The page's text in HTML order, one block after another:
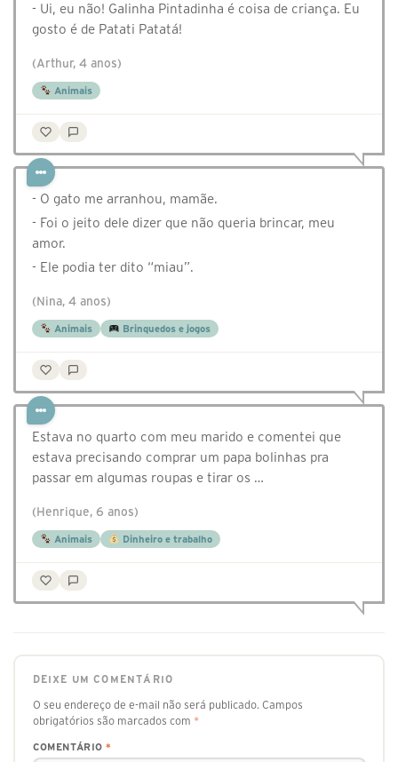
- Ui, eu não! Galinha Pintadinha é coisa de criança. Eu
gosto é de Patati Patatá!
(Arthur, 4 anos)
Animais
- O gato me arranhou, mamãe.
- Foi o jeito dele dizer que não queria brincar, meu
amor.
- Ele podia ter dito “miau”.
(Nina, 4 anos)
Animais Brinquedos e jogos
Estava no quarto com meu marido e comentei que
estava precisando comprar um papa bolinhas pra
passar em algumas roupas e tirar os …
(Henrique, 6 anos)
Animais Dinheiro e trabalho
DEIXE UM COMENTÁRIO
O seu endereço de e-mail não será publicado. Campos
obrigatórios são marcados com *
COMENTÁRIO *